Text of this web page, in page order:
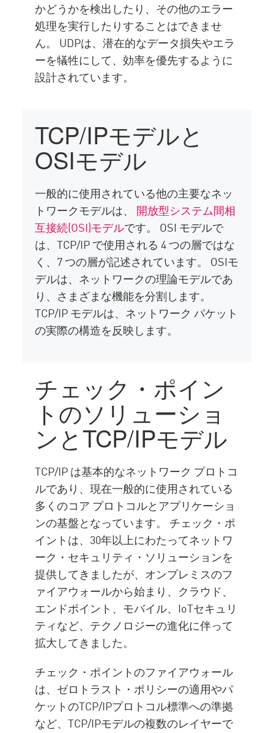
かどうかを検出したり、その他のエラー
処理を実行したりすることはできませ
ん。 UDPは、潜在的なデータ損失やエラ
ーを犠牲にして、効率を優先するように
設計されています。
TCP/IPモデルと
OSIモデル
一般的に使用されている他の主要なネッ
トワークモデルは、 開放型システム間相
互接続(OSI)モデルです。 OSI モデルで
は、TCP/IP で使用される 4 つの層ではな
く、7 つの層が記述されています。 OSIモ
デルは、ネットワークの理論モデルであ
り、さまざまな機能を分割します。
TCP/IP モデルは、ネットワーク パケット
の実際の構造を反映します。
チェック・ポイン
トのソリューショ
ンとTCP/IPモデル
TCP/IP は基本的なネットワーク プロトコ
ルであり、現在一般的に使用されている
多くのコア プロトコルとアプリケーショ
ンの基盤となっています。 チェック・ポ
イントは、30年以上にわたってネットワ
ーク・セキュリティ・ソリューションを
提供してきましたが、オンプレミスのフ
ァイアウォールから始まり、クラウド、
エンドポイント、モバイル、IoTセキュリ
ティなど、テクノロジーの進化に伴って
拡大してきました。
チェック・ポイントのファイアウォール
は、ゼロトラスト・ポリシーの適用やパ
ケットのTCP/IPプロトコル標準への準拠
など、TCP/IPモデルの複数のレイヤーで